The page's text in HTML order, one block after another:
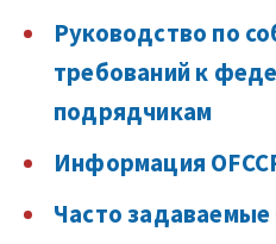
Руководство по
требований к
подрядчикам
Информация
Часто задаваемые